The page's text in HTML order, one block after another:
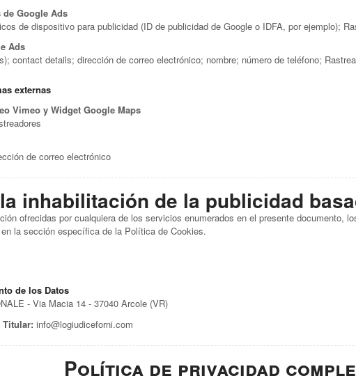
Google Ads
de dispositivo para publicidad (ID de publicidad de Google o IDFA, por ejemplo);
Ads
contact details; dirección de correo electrónico; nombre; número de teléfono;
externas
Vimeo y Widget Google Maps
de correo electrónico
inhabilitación de la publicidad
ofrecidas por cualquiera de los servicios enumerados en el presente documento,
la sección específica de la Política de Cookies.
de los Datos
- Via Macia 14 - 37040 Arcole (VR)
Titular: info@logiudiceforni.com
Política de privacidad